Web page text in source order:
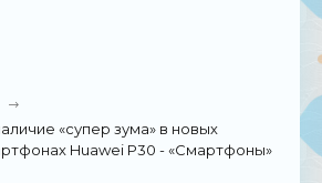
«супер зума» в новых
Huawei P30 - «Смартфоны»